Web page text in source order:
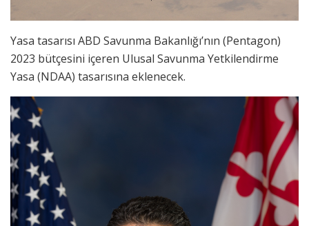
Yasa tasarısı ABD Savunma Bakanlığı’nın (Pentagon)
2023 bütçesini içeren Ulusal Savunma Yetkilendirme
Yasa (NDAA) tasarısına eklenecek.